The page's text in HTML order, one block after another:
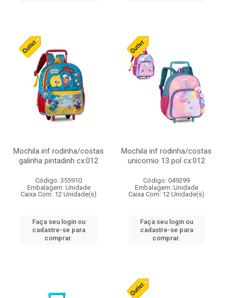
Mochila inf rodinha/costas
galinha pintadinh cx:012
Código: 355910
Embalagem: Unidade
Caixa Com: 12 Unidade(s)
Faça seu login ou
cadastre-se para
comprar.
Mochila inf rodinha/costas
unicornio 13 pol cx:012
Código: 049299
Embalagem: Unidade
Caixa Com: 12 Unidade(s)
Faça seu login ou
cadastre-se para
comprar.